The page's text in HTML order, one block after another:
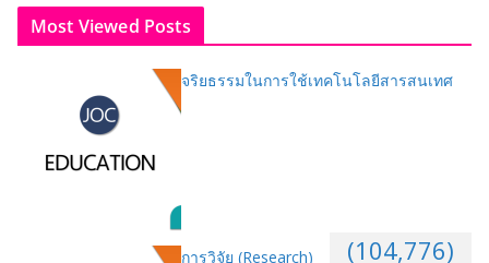
Most Viewed Posts
จริยธรรมในการใช้เทคโนโลยีสารสนเทศ
(104,776)
การวิจัย (Research)